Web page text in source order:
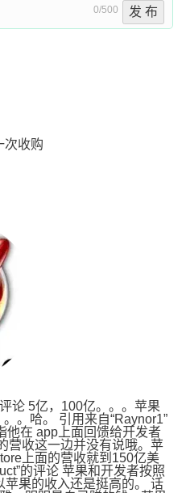
0/500 发 布
次收购
论 5亿，100亿。。。苹果
。哈。 引用来自“Raynor1”
他在 app上面回馈给开发者
营收这一边并没有说哦。苹
上面的营收就到150亿美
的评论 苹果和开发者按照
苹果的收入还是挺高的。 话